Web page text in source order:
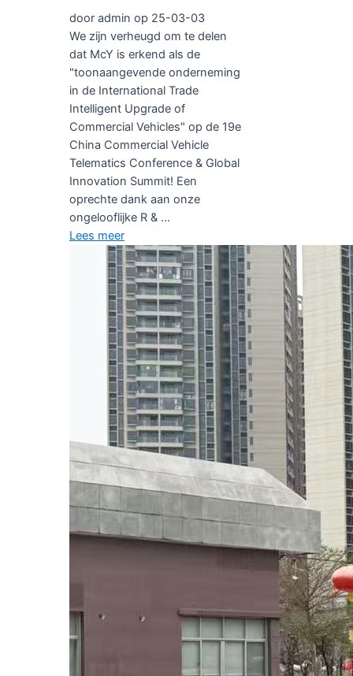
door admin op 25-03-03
We zijn verheugd om te delen
dat McY is erkend als de
"toonaangevende onderneming
in de International Trade
Intelligent Upgrade of
Commercial Vehicles" op de 19e
China Commercial Vehicle
Telematics Conference & Global
Innovation Summit! Een
oprechte dank aan onze
ongelooflijke R & ...
Lees meer